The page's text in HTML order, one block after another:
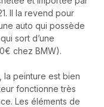
Il la revend pour
auto qui possède
sort d’une
chez BMW).
la peinture est bien
fonctionne très
Les éléments de